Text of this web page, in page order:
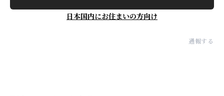
日本国内にお住まいの方向け
通報する